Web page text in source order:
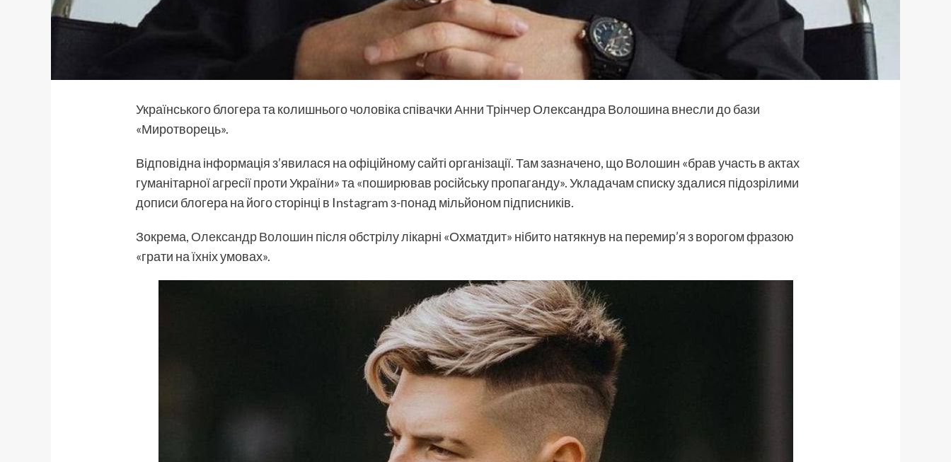
Українського блогера та колишнього чоловіка співачкиАнни ТрінчерОлександра Волошина внесли до бази
«Миротворець».
Відповідна інформація з’явилася на офіційному сайті організації. Там зазначено, що Волошин «брав участь в актах
гуманітарної агресії проти України» та «поширював російську пропаганду». Укладачам списку здалися підозрілими
дописи блогера на його сторінці в Instagram з-понад мільйоном підписників.
Зокрема, Олександр Волошин після обстрілу лікарні «Охматдит» нібито натякнув на перемир’я з ворогом фразою
«грати на їхніх умовах».